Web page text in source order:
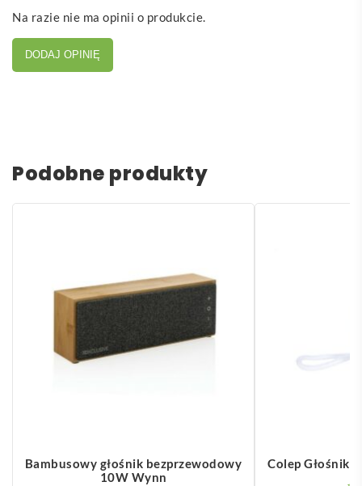
Na razie nie ma opinii o produkcie.
DODAJ OPINIĘ
Podobne produkty
Bambusowy głośnik bezprzewodowy
10W Wynn
Colep Głośnik